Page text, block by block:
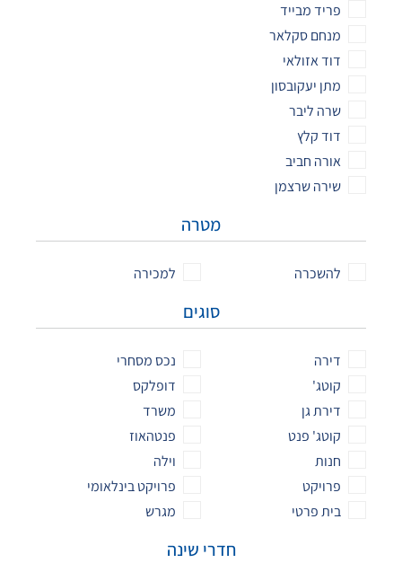
פריד מבייד
מנחם סקלאר
דוד אזולאי
מתן יעקובסון
שרה ליבר
דוד קלץ
אורה חביב
שירה שרצמן
מטרה
להשכרה למכירה
סוגים
דירה
נכס מסחרי
קוטג'
דופלקס
דירת גן
משרד
קוטג' פנט
פנטהאוז
חנות
וילה
פרויקט
פרויקט בינלאומי
בית פרטי
מגרש
חדרי שינה